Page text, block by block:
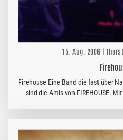
15. Aug. 2006 |
Firehouse Eine Band die fast über
sind die Amis von FIREHOUSE.